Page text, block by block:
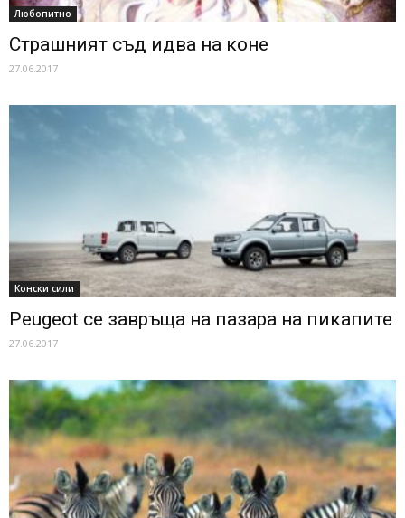
Любопитно
Страшният съд идва на коне
27.06.2017
Конски сили
Peugeot се завръща на пазара на пикапите
27.06.2017